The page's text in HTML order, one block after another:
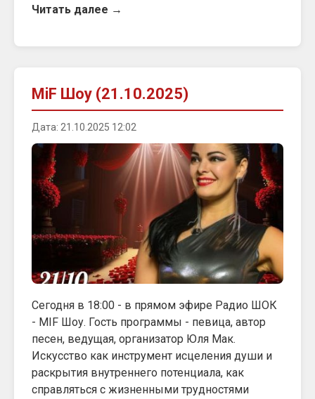
Читать далее →
MiF Шоу (21.10.2025)
Дата: 21.10.2025 12:02
Сегодня в 18:00 - в прямом эфире Радио ШОК
- MIF Шоу. Гость программы - певица, автор
песен, ведущая, организатор Юля Мак.
Искусство как инструмент исцеления души и
раскрытия внутреннего потенциала, как
справляться с жизненными трудностями